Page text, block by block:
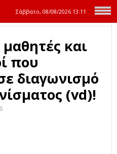
Σάββατο, 08/08/2026 13:11
και
που
διαγωνισμό
(vd)!